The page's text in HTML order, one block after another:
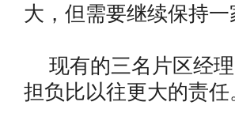
大，但需要继续保持
现有的三名片区经
担负比以往更大的责任